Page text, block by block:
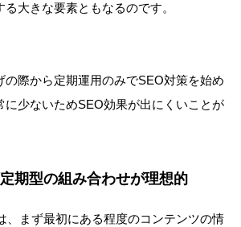
大きな要素ともなるのです。
の際から定期運用のみでSEO対策を始め
に少ないためSEO効果が出にくいことが
期型の組み合わせが理想的
、まず最初にある程度のコンテンツの情